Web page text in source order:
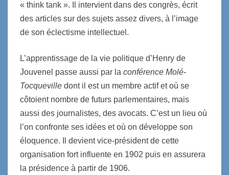
« think tank ». Il intervient dans des congrès, écrit
des articles sur des sujets assez divers, à l’image
de son éclectisme intellectuel.
L’apprentissage de la vie politique d’Henry de
Jouvenel passe aussi par la conférence Molé-
Tocqueville dont il est un membre actif et où se
côtoient nombre de futurs parlementaires, mais
aussi des journalistes, des avocats. C’est un lieu où
l’on confronte ses idées et où on développe son
éloquence. Il devient vice-président de cette
organisation fort influente en 1902 puis en assurera
la présidence à partir de 1906.